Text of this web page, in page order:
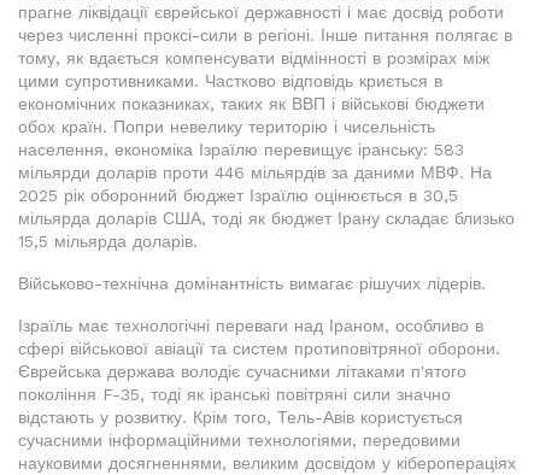
прагне ліквідації єврейської державності і має досвід роботи
через численні проксі-сили в регіоні. Інше питання полягає в
тому, як вдається компенсувати відмінності в розмірах між
цими супротивниками. Частково відповідь криється в
економічних показниках, таких як ВВП і військові бюджети
обох країн. Попри невелику територію і чисельність
населення, економіка Ізраїлю перевищує іранську: 583
мільярди доларів проти 446 мільярдів за даними МВФ. На
2025 рік оборонний бюджет Ізраїлю оцінюється в 30,5
мільярда доларів США, тоді як бюджет Ірану складає близько
15,5 мільярда доларів.
Військово-технічна домінантність вимагає рішучих лідерів.
Ізраїль має технологічні переваги над Іраном, особливо в
сфері військової авіації та систем протиповітряної оборони.
Єврейська держава володіє сучасними літаками п'ятого
покоління F-35, тоді як іранські повітряні сили значно
відстають у розвитку. Крім того, Тель-Авів користується
сучасними інформаційними технологіями, передовими
науковими досягненнями, великим досвідом у кіберопераціях